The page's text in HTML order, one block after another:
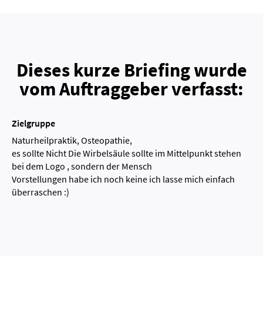
Dieses kurze Briefing wurde
vom Auftraggeber verfasst:
Zielgruppe
Naturheilpraktik, Osteopathie,
es sollte Nicht Die Wirbelsäule sollte im Mittelpunkt stehen
bei dem Logo , sondern der Mensch
Vorstellungen habe ich noch keine ich lasse mich einfach
überraschen :)